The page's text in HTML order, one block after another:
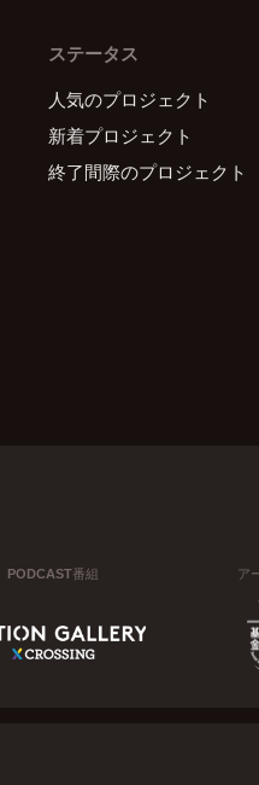
ステータス
人気のプロジェクト
新着プロジェクト
終了間際のプロジェクト
PODCAST番組 ア